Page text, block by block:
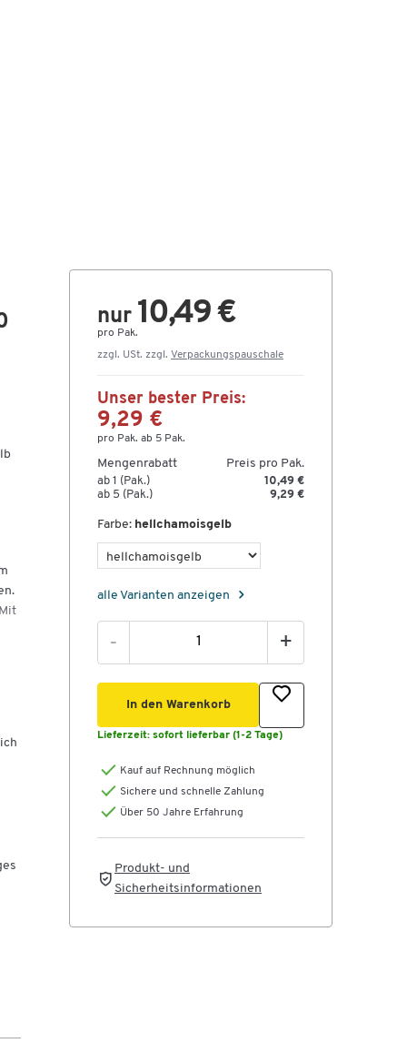
nur 10,49 €
pro Pak.
zzgl. USt. zzgl. Verpackungspauschale
Unser bester Preis:
9,29 €
pro Pak. ab 5 Pak.
Mengenrabatt Preis pro Pak.
ab 1 (Pak.)
10,49 €
ab 5 (Pak.)
9,29 €
Farbe: hellchamoisgelb
alle Varianten anzeigen
- +
In den Warenkorb
Lieferzeit: sofort lieferbar (1-2 Tage)
Kauf auf Rechnung möglich
Sichere und schnelle Zahlung
Über 50 Jahre Erfahrung
Produkt- und
Sicherheitsinformationen